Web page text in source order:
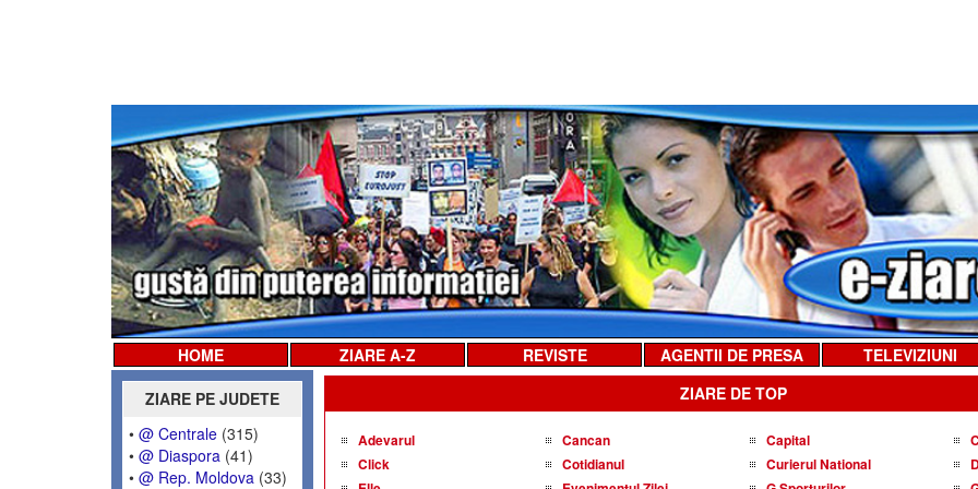
HOME ZIARE A-Z REVISTE AGENTII DE PRESA
TELEVIZIUNI
ZIARE PE JUDETE
• @ Centrale (315)
• @ Diaspora (41)
• @ Rep. Moldova (33)
ZIARE DE TOP
Adevarul Cancan Capital
Click
Cotidianul Curierul National